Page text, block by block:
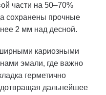
части на 50–70%
сохранены прочные
2 мм над десной.
кариозными
эмали, где важно
герметично
дальнейшее